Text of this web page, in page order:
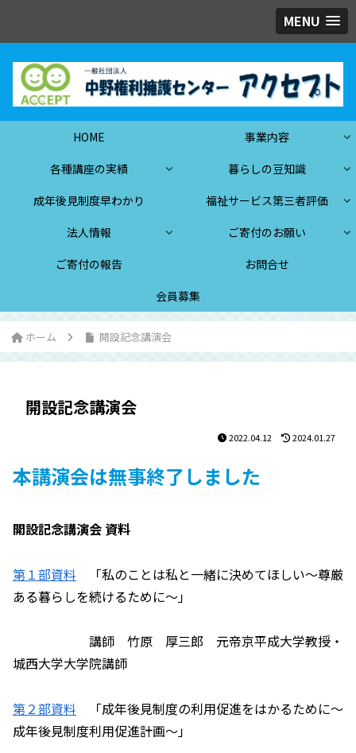
MENU
HOME
事業内容
各種講座の実績
暮らしの豆知識
成年後見制度早わかり
福祉サービス第三者評価
法人情報
ご寄付のお願い
ご寄付の報告
お問合せ
会員募集
ホーム 開設記念講演会
開設記念講演会
2022.04.12 2024.01.27
本講演会は無事終了しました
開設記念講演会 資料
第１部資料 「私のことは私と一緒に決めてほしい～尊厳
ある暮らしを続けるために～」
講師 竹原 厚三郎 元帝京平成大学教授・
城西大学大学院講師
第２部資料 「成年後見制度の利用促進をはかるために～
成年後見制度利用促進計画～」